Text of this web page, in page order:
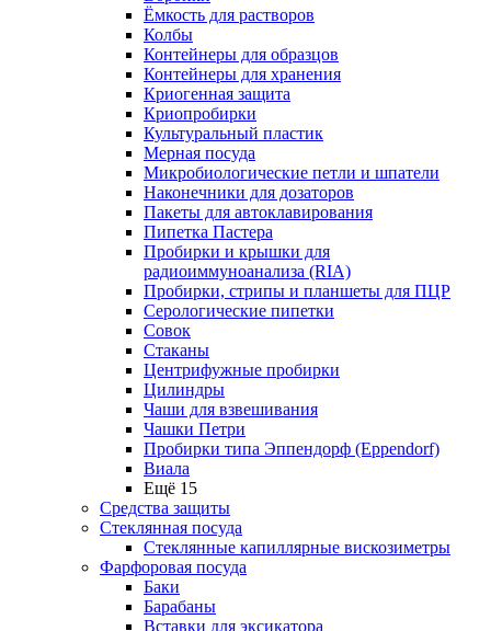
Ёмкость для растворов
Колбы
Контейнеры для образцов
Контейнеры для хранения
Криогенная защита
Криопробирки
Культуральный пластик
Мерная посуда
Микробиологические петли и шпатели
Наконечники для дозаторов
Пакеты для автоклавирования
Пипетка Пастера
Пробирки и крышки для
радиоиммуноанализа (RIA)
Пробирки, стрипы и планшеты для ПЦР
Серологические пипетки
Совок
Стаканы
Центрифужные пробирки
Цилиндры
Чаши для взвешивания
Чашки Петри
Пробирки типа Эппендорф (Eppendorf)
Виала
Ещё 15
Средства защиты
Стеклянная посуда
Стеклянные капиллярные вискозиметры
Фарфоровая посуда
Баки
Барабаны
Вставки для эксикатора